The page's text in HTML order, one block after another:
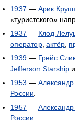
1937 — Арик Крупп
«туристского»
1937 — Клод
оператор, актёр,
1939 — Грейс
Jefferson Starship
1953 —
России.
1957 — Александр
России.